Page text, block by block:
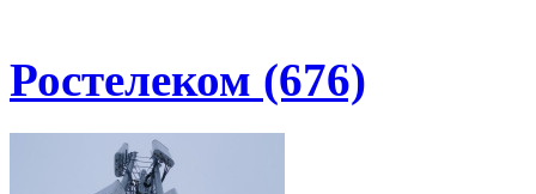
Ростелеком (676)